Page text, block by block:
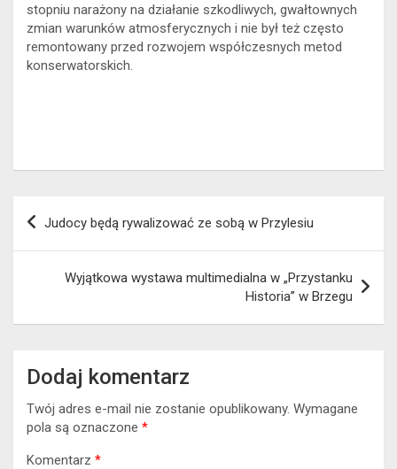
stopniu narażony na działanie szkodliwych, gwałtownych
zmian warunków atmosferycznych i nie był też często
remontowany przed rozwojem współczesnych metod
konserwatorskich.
Nawigacja
Judocy będą rywalizować ze sobą w Przylesiu
Wyjątkowa wystawa multimedialna w „Przystanku
Historia” w Brzegu
Dodaj komentarz
Twój adres e-mail nie zostanie opublikowany. Wymagane
pola są oznaczone *
Komentarz *